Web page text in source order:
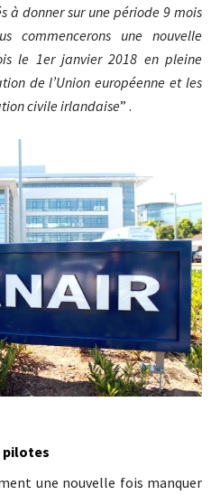
à donner sur une période 9 mois
commencerons une nouvelle
le 1er janvier 2018 en pleine
de l’Union européenne et les
civile irlandaise” .
pilotes
une nouvelle fois manquer